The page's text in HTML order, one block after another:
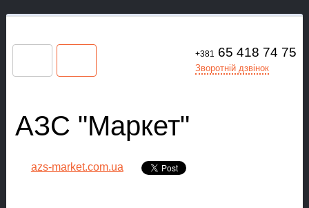
+381 65 418 74 75
Зворотній дзвінок
АЗС "Маркет"
azs-market.com.ua